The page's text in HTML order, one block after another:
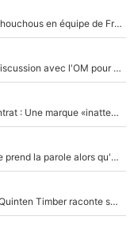
Olise, Doué, Cherki… Zidane a déjà choisi ses chouchous en équipe de France ? L’IA annonce des surprises sans Kylian Mbappé !
Amine Gouiri est très inquiet du mercato : Une discussion avec l'OM pour acter son transfert !
Kylian Mbappé lâche Nike pour un très gros contrat : Une marque «inattendue» va frapper très fort
Ferran Torres a dit oui au PSG : Le FC Barcelone prend la parole alors qu'un transfert de l'attaquant espagnol prend forme
En plein cauchemar après son transfert à l'OM, Quinten Timber raconte ses doutes après sa signature à Marseille